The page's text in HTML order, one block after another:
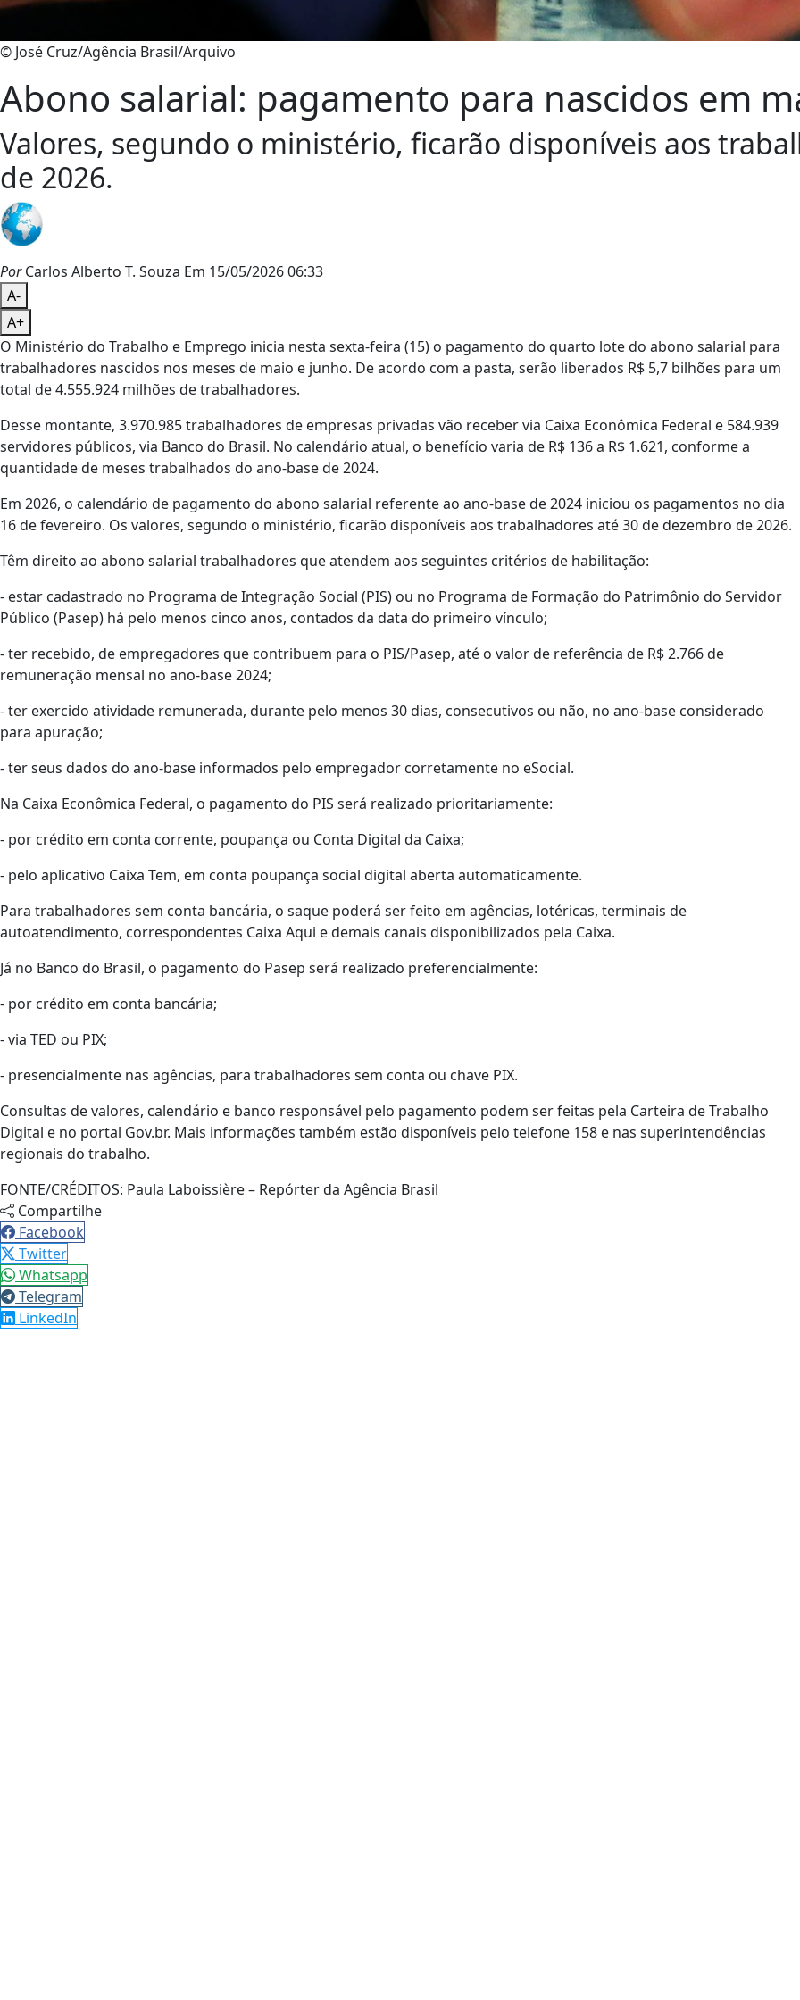
© José Cruz/Agência Brasil/Arquivo
Abono salarial: pagamento para nascidos em
Valores, segundo o ministério, ficarão disponíveis aos
de 2026.
PorCarlos Alberto T. Souza Em 15/05/2026 06:33
A-
A+
O Ministério do Trabalho e Emprego inicia nesta sexta-feira (15) o pagamento do quarto lote do abono salarial para
trabalhadores nascidos nos meses de maio e junho. De acordo com a pasta, serão liberados R$ 5,7 bilhões para um
total de 4.555.924 milhões de trabalhadores.
Desse montante, 3.970.985 trabalhadores de empresas privadas vão receber via Caixa Econômica Federal e 584.939
servidores públicos, via Banco do Brasil. No calendário atual, o benefício varia de R$ 136 a R$ 1.621, conforme a
quantidade de meses trabalhados do ano-base de 2024.
Em 2026, o calendário de pagamento do abono salarial referente ao ano-base de 2024 iniciou os pagamentos no dia
16 de fevereiro. Os valores, segundo o ministério, ficarão disponíveis aos trabalhadores até 30 de dezembro de 2026.
Têm direito ao abono salarial trabalhadores que atendem aos seguintes critérios de habilitação:
- estar cadastrado no Programa de Integração Social (PIS) ou no Programa de Formação do Patrimônio do Servidor
Público (Pasep) há pelo menos cinco anos, contados da data do primeiro vínculo;
- ter recebido, de empregadores que contribuem para o PIS/Pasep, até o valor de referência de R$ 2.766 de
remuneração mensal no ano-base 2024;
- ter exercido atividade remunerada, durante pelo menos 30 dias, consecutivos ou não, no ano-base considerado
para apuração;
- ter seus dados do ano-base informados pelo empregador corretamente no eSocial.
Na Caixa Econômica Federal, o pagamento do PIS será realizado prioritariamente:
- por crédito em conta corrente, poupança ou Conta Digital da Caixa;
- pelo aplicativo Caixa Tem, em conta poupança social digital aberta automaticamente.
Para trabalhadores sem conta bancária, o saque poderá ser feito em agências, lotéricas, terminais de
autoatendimento, correspondentes Caixa Aqui e demais canais disponibilizados pela Caixa.
Já no Banco do Brasil, o pagamento do Pasep será realizado preferencialmente:
- por crédito em conta bancária;
- via TED ou PIX;
- presencialmente nas agências, para trabalhadores sem conta ou chave PIX.
Consultas de valores, calendário e banco responsável pelo pagamento podem ser feitas pela Carteira de Trabalho
Digital e no portal Gov.br. Mais informações também estão disponíveis pelo telefone 158 e nas superintendências
regionais do trabalho.
FONTE/CRÉDITOS: Paula Laboissière – Repórter da Agência Brasil
Compartilhe
Facebook
Twitter
Whatsapp
Telegram
LinkedIn